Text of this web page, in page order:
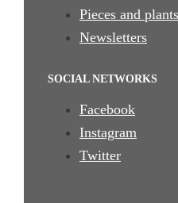
Pieces and
Newsletters
SOCIAL NETWORKS
Facebook
Instagram
Twitter